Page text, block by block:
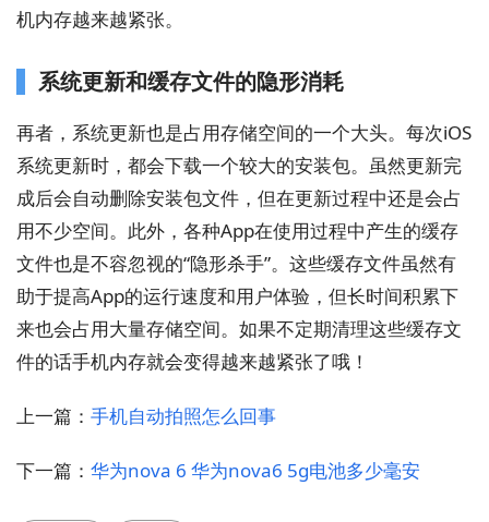
机内存越来越紧张。
系统更新和缓存文件的隐形消耗
再者，系统更新也是占用存储空间的一个大头。每次iOS
系统更新时，都会下载一个较大的安装包。虽然更新完
成后会自动删除安装包文件，但在更新过程中还是会占
用不少空间。此外，各种App在使用过程中产生的缓存
文件也是不容忽视的“隐形杀手”。这些缓存文件虽然有
助于提高App的运行速度和用户体验，但长时间积累下
来也会占用大量存储空间。如果不定期清理这些缓存文
件的话手机内存就会变得越来越紧张了哦！
上一篇： 手机自动拍照怎么回事
下一篇： 华为nova 6 华为nova6 5g电池多少毫安